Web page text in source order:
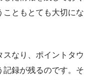
ともとても大切にな
なり、ポイントタウ
記録が残るのです。そ